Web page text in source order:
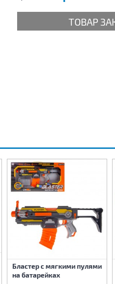
ТОВАР
Бластер с мягкими пулями
на батарейках